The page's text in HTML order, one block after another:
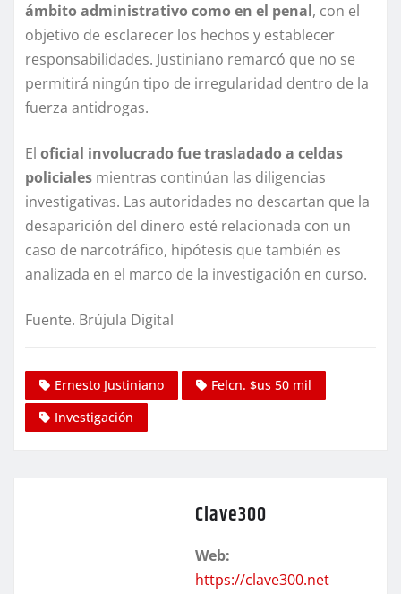
ámbito administrativo como en el penal, con el
objetivo de esclarecer los hechos y establecer
responsabilidades. Justiniano remarcó que no se
permitirá ningún tipo de irregularidad dentro de la
fuerza antidrogas.
El oficial involucrado fue trasladado a celdas
policiales mientras continúan las diligencias
investigativas. Las autoridades no descartan que la
desaparición del dinero esté relacionada con un
caso de narcotráfico, hipótesis que también es
analizada en el marco de la investigación en curso.
Fuente. Brújula Digital
Ernesto Justiniano
Felcn. $us 50 mil
Investigación
Clave300
Web:
https://clave300.net